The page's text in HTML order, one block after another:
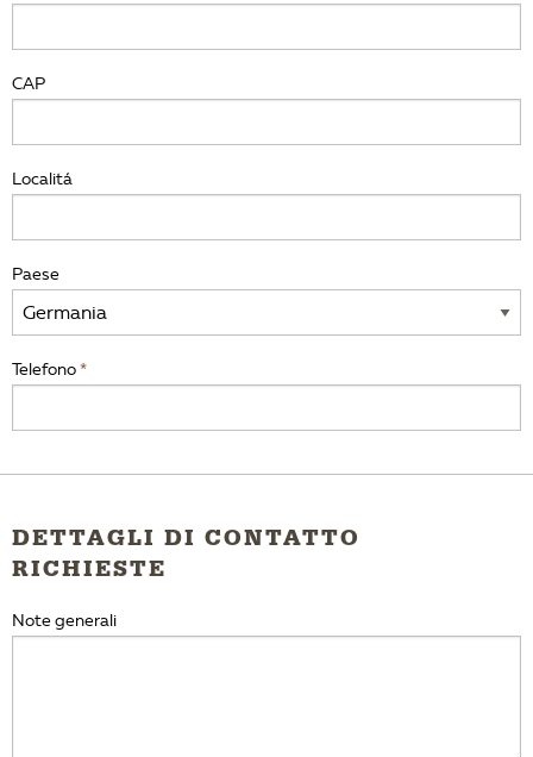
CAP
Localitá
Paese
Telefono
DETTAGLI DI CONTATTO
RICHIESTE
Note generali